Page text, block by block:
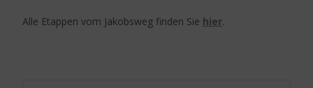
Alle Etappen vom Jakobsweg finden Sie hier.